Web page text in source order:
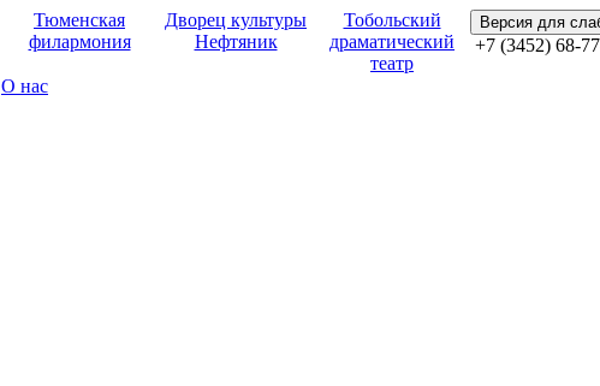
Тюменская
филармония
Дворец культуры
Нефтяник
Тобольский
драматический
театр
Версия для
+7 (3452) 68-
О нас